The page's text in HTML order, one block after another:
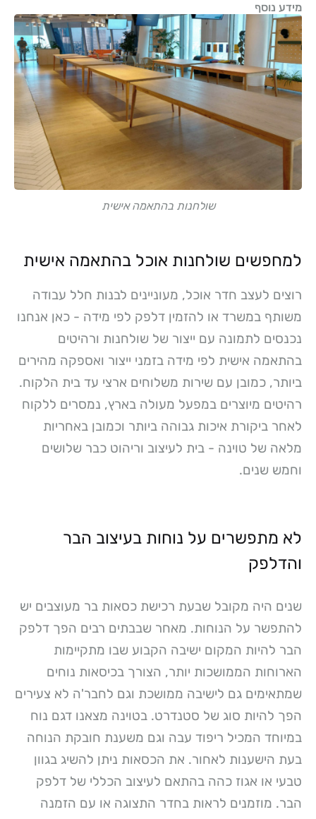
מידע נוסף
שולחנות בהתאמה אישית
למחפשים שולחנות אוכל בהתאמה אישית
רוצים לעצב חדר אוכל, מעוניינים לבנות חלל עבודה
משותף במשרד או להזמין דלפק לפי מידה - כאן אנחנו
נכנסים לתמונה עם ייצור של שולחנות ורהיטים
בהתאמה אישית לפי מידה בזמני ייצור ואספקה מהירים
ביותר, כמובן עם שירות משלוחים ארצי עד בית הלקוח.
רהיטים מיוצרים במפעל מעולה בארץ, נמסרים ללקוח
לאחר ביקורת איכות גבוהה ביותר וכמובן באחריות
מלאה של טוינה - בית לעיצוב וריהוט כבר שלושים
וחמש שנים.
לא מתפשרים על נוחות בעיצוב הבר
והדלפק
שנים היה מקובל שבעת רכישת כסאות בר מעוצבים יש
להתפשר על הנוחות. מאחר שבבתים רבים הפך דלפק
הבר להיות המקום ישיבה הקבוע שבו מתקיימות
הארוחות הממושכות יותר, הצורך בכיסאות נוחים
שמתאימים גם לישיבה ממושכת וגם לחבר'ה לא צעירים
הפך להיות סוג של סטנדרט. בטוינה מצאנו דגם נוח
במיוחד המכיל ריפוד עבה וגם משענת חובקת הנוחה
בעת הישענות לאחור. את הכסאות ניתן להשיג בגוון
טבעי או אגוז כהה בהתאם לעיצוב הכללי של דלפק
הבר. מוזמנים לראות בחדר התצוגה או עם הזמנה